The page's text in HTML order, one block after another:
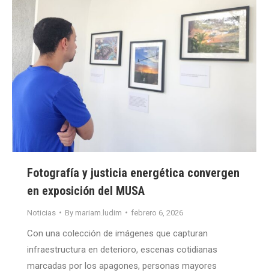
Fotografía y justicia energética convergen
en exposición del MUSA
Noticias By mariam.ludim febrero 6, 2026
Con una colección de imágenes que capturan
infraestructura en deterioro, escenas cotidianas
marcadas por los apagones, personas mayores